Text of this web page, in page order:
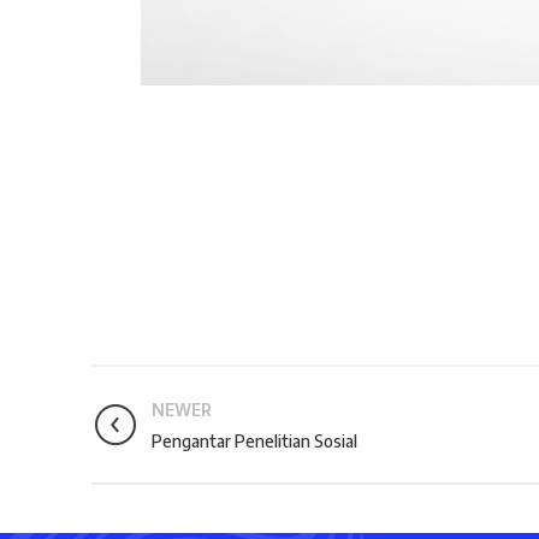
NEWER
Pengantar Penelitian Sosial